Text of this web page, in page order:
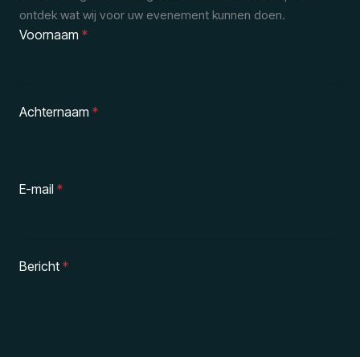
ontdek wat wij voor uw evenement kunnen doen.
Voornaam *
Achternaam *
E-mail *
Bericht *